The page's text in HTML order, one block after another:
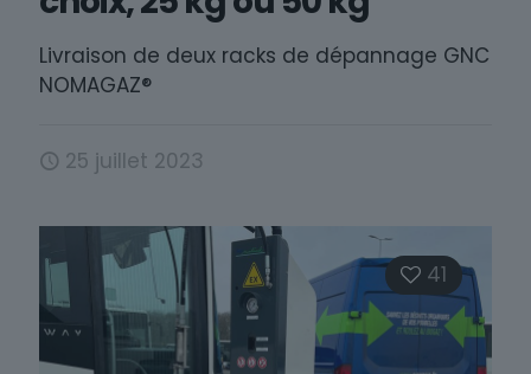
Livraison de deux racks de dépannage GNC
NOMAGAZ®
25 juillet 2023
41